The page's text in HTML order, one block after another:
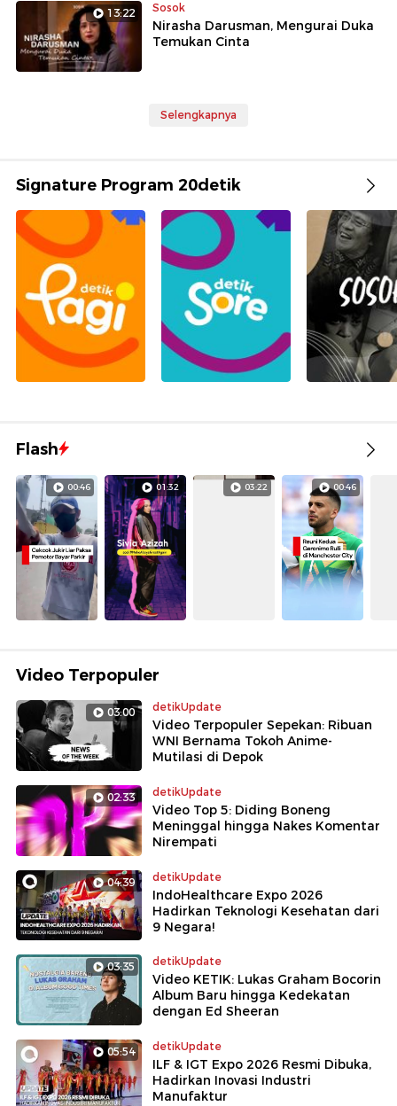
13:22 Sosok
Nirasha Darusman, Mengurai Duka
Temukan Cinta
Selengkapnya
Signature Program 20detik
Flash
00:46 01:32 03:22 00:46
Video Terpopuler
03:00 detikUpdate
Video Terpopuler Sepekan: Ribuan
WNI Bernama Tokoh Anime-
Mutilasi di Depok
02:33 detikUpdate
Video Top 5: Diding Boneng
Meninggal hingga Nakes Komentar
Nirempati
04:39 detikUpdate
IndoHealthcare Expo 2026
Hadirkan Teknologi Kesehatan dari
9 Negara!
03:35 detikUpdate
Video KETIK: Lukas Graham Bocorin
Album Baru hingga Kedekatan
dengan Ed Sheeran
05:54 detikUpdate
ILF & IGT Expo 2026 Resmi Dibuka,
Hadirkan Inovasi Industri
Manufaktur